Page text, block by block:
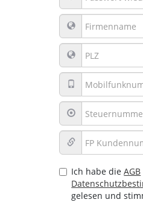
Ich habe dieAGB
gelesen und